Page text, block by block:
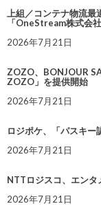
上組／コンテナ物流最
「OneStream株式会
2026年7月21日
ZOZO、BONJOUR
ZOZO」を提供開始
2026年7月21日
ロジポケ、「パスキー
2026年7月21日
NTTロジスコ、エン
2026年7月21日